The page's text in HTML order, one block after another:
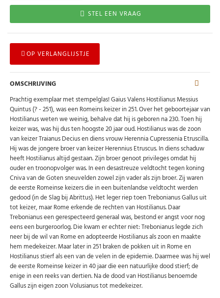
Abonneer u op onze nieuwsbrief
Schrijf u in voor onze gratis nieuwsbrief en ontvang
wekelijks een overzicht van de nieuwste munten en
speciale aanbiedingen.
STEL EEN VRAAG
OP VERLANGLIJSTJE
OMSCHRIJVING
Prachtig exemplaar met stempelglas! Gaius Valens Hostilianus Messius
Quintus (? - 251), was een Romeins keizer in 251. Over het geboortejaar van
Hostilianus weten we weinig, behalve dat hij is geboren na 230. Toen hij
keizer was, was hij dus ten hoogste 20 jaar oud. Hostilianus was de zoon
van keizer Traianus Decius en diens vrouw Herennia Cupressenia Etruscilla.
Hij was de jongere broer van keizer Herennius Etruscus. In diens schaduw
heeft Hostilianus altijd gestaan. Zijn broer genoot privileges omdat hij
ouder en troonopvolger was. In een desastreuze veldtocht tegen koning
Cniva van de Goten sneuvelden zowel zijn vader als zijn broer. Zij waren
de eerste Romeinse keizers die in een buitenlandse veldtocht werden
gedood (in de Slag bij Abrittus). Het leger riep toen Trebonianus Gallus uit
tot keizer, maar Rome erkende de rechten van Hostilianus. Daar
Trebonianus een gerespecteerd generaal was, bestond er angst voor nog
eens een burgeroorlog. Die kwam er echter niet: Trebonianus legde zich
neer bij de wil van Rome en adopteerde Hostilianus als zoon en maakte
hem medekeizer. Maar later in 251 braken de pokken uit in Rome en
Hostilianus stierf als een van de velen in de epidemie. Daarmee was hij wel
de eerste Romeinse keizer in 40 jaar die een natuurlijke dood stierf; de
enige in een reeks van dertien. Na de dood van Hostilianus benoemde
Gallus zijn eigen zoon Volusianus tot medekeizer.